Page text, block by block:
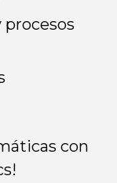
procesos
con